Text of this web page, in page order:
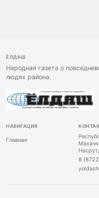
ЁЛДАШ
Народная газета о
людях района.
НАВИГАЦИЯ
Главная
8